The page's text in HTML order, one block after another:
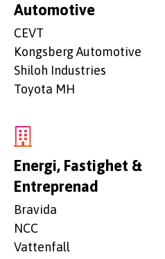
Automotive
CEVT
Kongsberg Automotive
Shiloh Industries
Toyota MH
Energi, Fastighet &
Entreprenad
Bravida
NCC
Vattenfall